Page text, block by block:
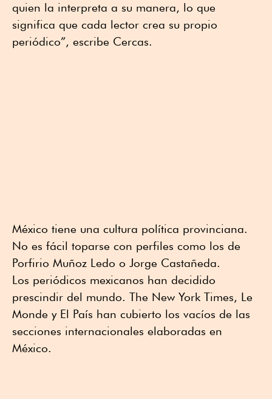
quien la interpreta a su manera, lo que
significa que cada lector crea su propio
periódico”, escribe Cercas.
México tiene una cultura política provinciana.
No es fácil toparse con perfiles como los de
Porfirio Muñoz Ledo o Jorge Castañeda.
Los periódicos mexicanos han decidido
prescindir del mundo. The New York Times, Le
Monde y El País han cubierto los vacíos de las
secciones internacionales elaboradas en
México.